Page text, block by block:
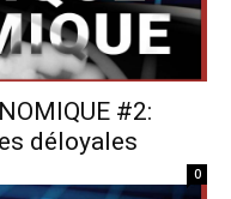
#2:
déloyales
0